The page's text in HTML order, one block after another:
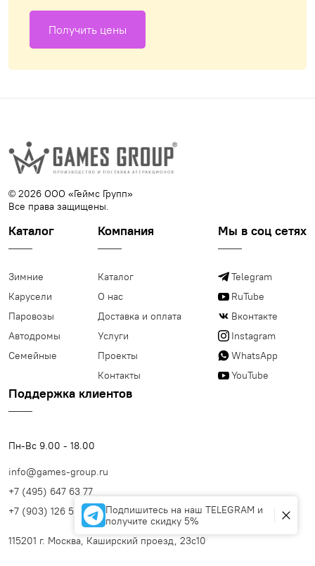
Получить цены
© 2026 ООО «Геймс Групп»
Все права защищены.
Каталог
Зимние
Карусели
Паровозы
Автодромы
Семейные
Компания
Каталог
О нас
Доставка и оплата
Услуги
Проекты
Контакты
Мы в соц сетях
Telegram
RuTube
Вконтакте
Instagram
WhatsApp
YouTube
Поддержка клиентов
Пн-Вс 9.00 - 18.00
info@games-group.ru
+7 (495) 647 63 77
+7 (903) 126 56 99
115201 г. Москва, Каширский проезд, 23с10
Подпишитесь на наш TELEGRAM и
получите скидку 5%